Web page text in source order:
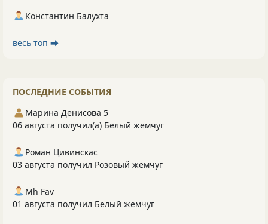
Константин Балухта
весь топ ⮕
ПОСЛЕДНИЕ СОБЫТИЯ
Марина Денисова 5
06 августа получил(а) Белый жемчуг
Роман Цивинскас
03 августа получил Розовый жемчуг
Mh Fav
01 августа получил Белый жемчуг